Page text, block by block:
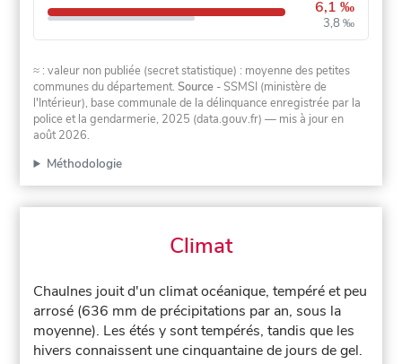
6,1 ‰
3,8 ‰
≈ : valeur non publiée (secret statistique) : moyenne des petites
communes du département.Source - SSMSI (ministère de
l'Intérieur), base communale de la délinquance enregistrée par la
police et la gendarmerie, 2025 (data.gouv.fr) — mis à jour en
août 2026.
Méthodologie
Climat
Chaulnes jouit d'un climat océanique, tempéré et peu
arrosé (636 mm de précipitations par an, sous la
moyenne). Les étés y sont tempérés, tandis que les
hivers connaissent une cinquantaine de jours de gel.